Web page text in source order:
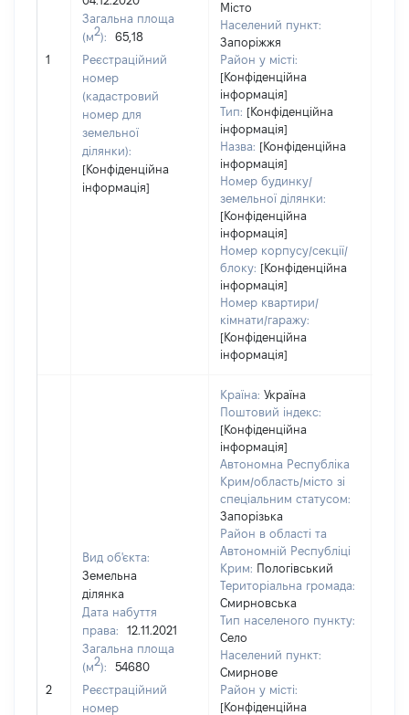
1
Загальна площа
(м2):
65,18
Реєстраційний
номер
(кадастровий
номер для
земельної
ділянки):
[Конфіденційна
інформація]
Місто
Населений пункт:
Запоріжжя
Район у місті:
[Конфіденційна
інформація]
Тип: [Конфіденційна
інформація]
Назва: [Конфіденційна
інформація]
Номер будинку/
земельної ділянки:
[Конфіденційна
інформація]
Номер корпусу/секції/
блоку: [Конфіденційна
інформація]
Номер квартири/
кімнати/гаражу:
[Конфіденційна
інформація]
2
Вид об'єкта:
Земельна
ділянка
Дата набуття
права:
12.11.2021
Загальна площа
(м2):
54680
Реєстраційний
номер
Країна: Україна
Поштовий індекс:
[Конфіденційна
інформація]
Автономна Республіка
Крим/область/місто зі
спеціальним статусом:
Запорізька
Район в області та
Автономній Республіці
Крим: Пологівський
Територіальна громада:
Смирновська
Тип населеного пункту:
Село
Населений пункт:
Смирнове
Район у місті:
[Конфіденційна